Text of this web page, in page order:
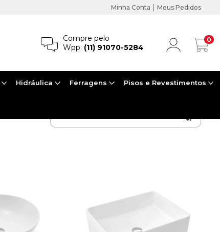
Minha Conta | Meus Pedidos
Compre pelo
Wpp: (11) 91070-5284
0
Hidráulica Ferragens Pisos e Revestimentos